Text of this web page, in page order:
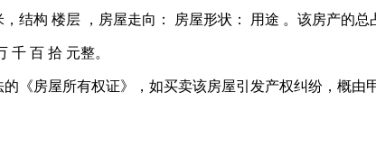
结构 楼层 ，房屋走向： 房屋形状： 用途 。该房产的总
千 百 拾 元整。
《房屋所有权证》，如买卖该房屋引发产权纠纷，概由